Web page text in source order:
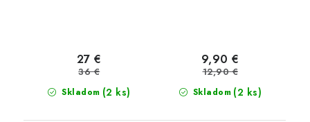
Skladom (2 ks)
27 €
36 €
Skladom (2 ks)
9,90 €
12,90 €